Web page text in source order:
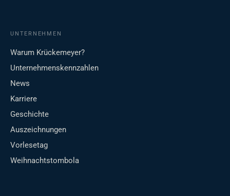
UNTERNEHMEN
Warum Krückemeyer?
Unternehmenskennzahlen
News
Karriere
Geschichte
Auszeichnungen
Vorlesetag
Weihnachtstombola